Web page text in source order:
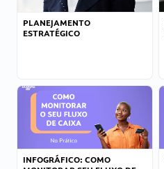
PLANEJAMENTO
ESTRATÉGICO
INFOGRÁFICO: COMO